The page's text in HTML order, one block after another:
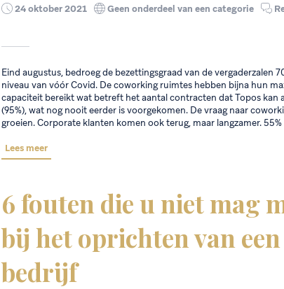
24 oktober 2021 Geen onderdeel van een categorie
Eind augustus, bedroeg de bezettingsgraad van de vergaderzalen
niveau van vóór Covid. De coworking ruimtes hebben bijna hun
capaciteit bereikt wat betreft het aantal contracten dat Topos kan
(95%), wat nog nooit eerder is voorgekomen. De vraag naar
groeien. Corporate klanten komen ook terug, maar langzamer.
Lees meer
6 fouten die u niet mag
bij het oprichten van een
bedrijf